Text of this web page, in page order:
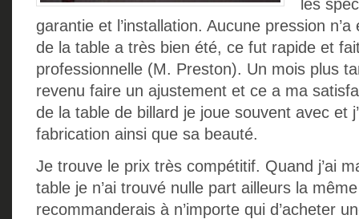
les
garantie et l’installation. Aucune pression n’a
de la table a très bien été, ce fut rapide et
professionnelle (M. Preston). Un mois plus
revenu faire un ajustement et ce a ma
de la table de billard je joue souvent avec et
fabrication ainsi que sa beauté.
Je trouve le prix très compétitif. Quand j’ai
table je n’ai trouvé nulle part ailleurs la
recommanderais à n’importe qui d’acheter